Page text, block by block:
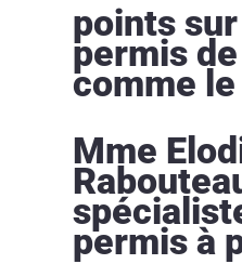
points
permis
comme
Mme
permis à